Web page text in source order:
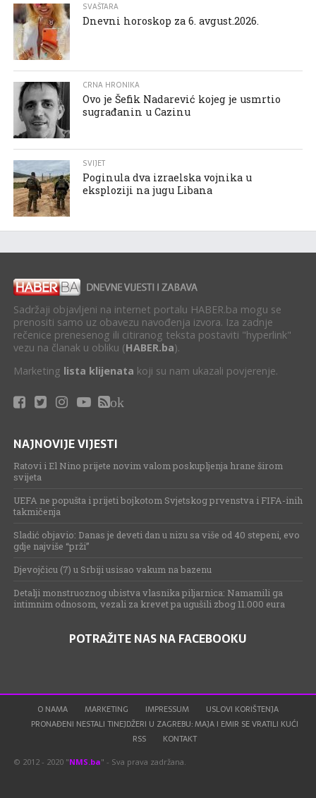
SVAŠTARA
Dnevni horoskop za 6. avgust.2026.
CRNA HRONIKA
Ovo je Šefik Nadarević kojeg je usmrtio
sugrađanin u Cazinu
SVIJET
Poginula dva izraelska vojnika u
eksploziji na jugu Libana
Sadržaji objavljeni na internet portalu HABER.ba mogu se
prenositi samo uz obavezu navođenja izvora. Iza zadnje
rečenice prenesenog ili citiranog teksta postaviti "hyperlink"
vezu na članak u obliku (HABER.ba).
Marketing lista klijenata koji su nam ukazali povjerenje.
ok
NAJNOVIJE VIJESTI
Ratovi i El Nino prijete novim valom poskupljenja hrane širom
svijeta
UEFA ne popušta i prijeti bojkotom Svjetskog prvenstva i FIFA-inih
takmičenja
Sladić objavio: Danas je deveti dan u nizu sa više od 40 stepeni, evo
gdje najviše “prži”
Djevojčicu (7) u Srbiji usisao vakum na bazenu
Detalji monstruoznog ubistva vlasnika piljarnica: Namamili ga
intimnim odnosom, vezali za krevet pa ugušili zbog 11.000 eura
POTRAŽITE NAS NA FACEBOOKU
O NAMA MARKETING IMPRESSUM
USLOVI KORIŠTENJA
PRONAĐENI NESTALI TINEJDŽERI U ZAGREBU: MAJA I EMIR SE VRATILI KUĆI
RSS
KONTAKT
© 2012 - 2020 "NMS.ba" - Sva prava zadržana.